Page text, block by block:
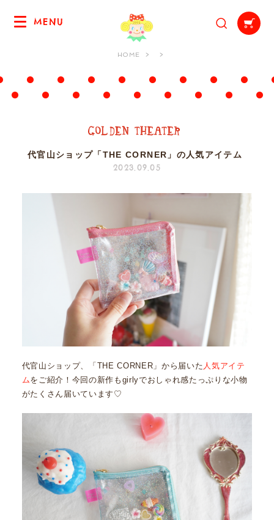
MENU
HOME
代官山ショップ「THE CORNER」の人気アイテム
2023.09.05
代官山ショップ、「THE CORNER」から届いた 人気アイテ
ムをご紹介！今回の新作もgirlyでおしゃれ感たっぷりな小物
がたくさん届いています♡